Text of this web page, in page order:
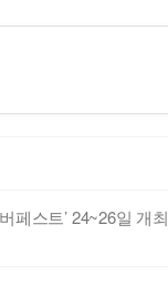
페스트’ 24~26일 개최